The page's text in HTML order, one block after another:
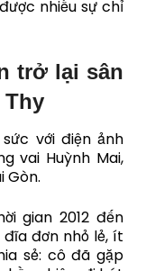
nhiều sự chỉ
trở lại sân
Thy
với điện ảnh
vai Huỳnh Mai,
Gòn.
gian 2012 đến
đơn nhỏ lẻ, ít
sẻ: cô đã gặp